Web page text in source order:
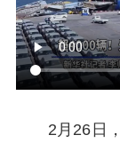
2月26日